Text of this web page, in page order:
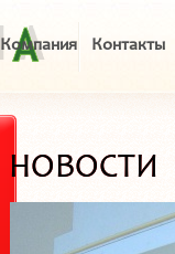
Компания Контакты
НОВОСТИ